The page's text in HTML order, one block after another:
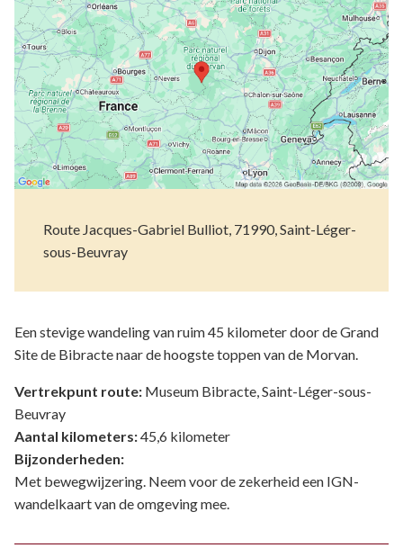
Route Jacques-Gabriel Bulliot, 71990, Saint-Léger-
sous-Beuvray
Een stevige wandeling van ruim 45 kilometer door de Grand
Site de Bibracte naar de hoogste toppen van de Morvan.
Vertrekpunt route: Museum Bibracte, Saint-Léger-sous-
Beuvray
Aantal kilometers:45,6 kilometer
Bijzonderheden:
Met bewegwijzering. Neem voor de zekerheid een IGN-
wandelkaart van de omgeving mee.